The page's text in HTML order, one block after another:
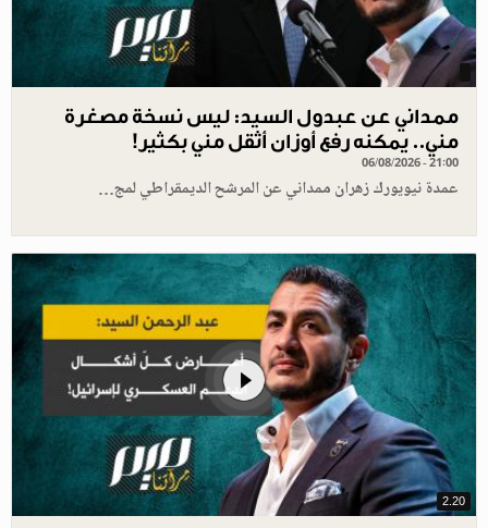
ممداني عن عبدول السيد: ليس نسخة مصغرة
مني.. يمكنه رفع أوزان أثقل مني بكثير!
06/08/2026 - 21:00
عمدة نيويورك زهران ممداني عن المرشح الديمقراطي لمج…
2.20